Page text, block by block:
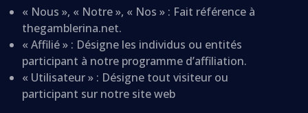
« Nous », « Notre », « Nos » : Fait référence à
thegamblerina.net.
« Affilié » : Désigne les individus ou entités
participant à notre programme d’affiliation.
« Utilisateur » : Désigne tout visiteur ou
participant sur notre site web